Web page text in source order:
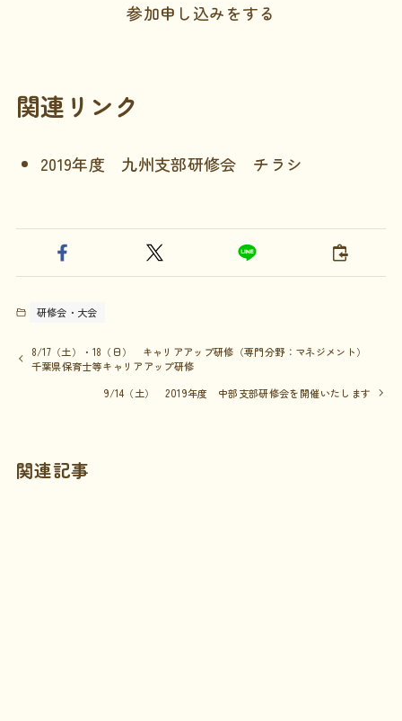
参加申し込みをする
関連リンク
2019年度 九州支部研修会 チラシ
研修会・大会
8/17（土）・18（日） キャリアアップ研修（専門分野：マネジメント）
千葉県保育士等キャリアアップ研修
9/14（土） 2019年度 中部支部研修会を開催いたします
関連記事